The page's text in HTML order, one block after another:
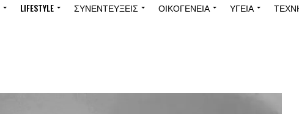
LIFESTYLE ΣΥΝΕΝΤΕΎΞΕΙΣ ΟΙΚΟΓΈΝΕΙΑ ΥΓΕΊΑ